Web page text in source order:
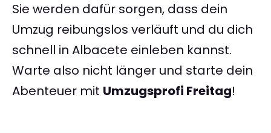
Sie werden dafür sorgen, dass dein
Umzug reibungslos verläuft und du dich
schnell in Albacete einleben kannst.
Warte also nicht länger und starte dein
Abenteuer mit Umzugsprofi Freitag!